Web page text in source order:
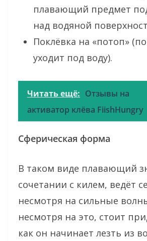
плавающий предмет
над водяной
Поклёвка на «потоп»
уходит под воду).
Читать ещё: Отзывы на
активатор клёва FiishHungry
Сферическая форма
В таком виде плавающий
сочетании с килем, ведёт
несмотря на сильные
несмотря на это, стоит
как он начинает лезть из